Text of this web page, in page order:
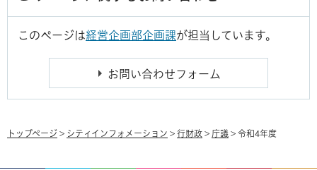
このページは経営企画部企画課が担当しています。
トップページ > シティインフォメーション > 行財政 > 庁議 > 令和4年度